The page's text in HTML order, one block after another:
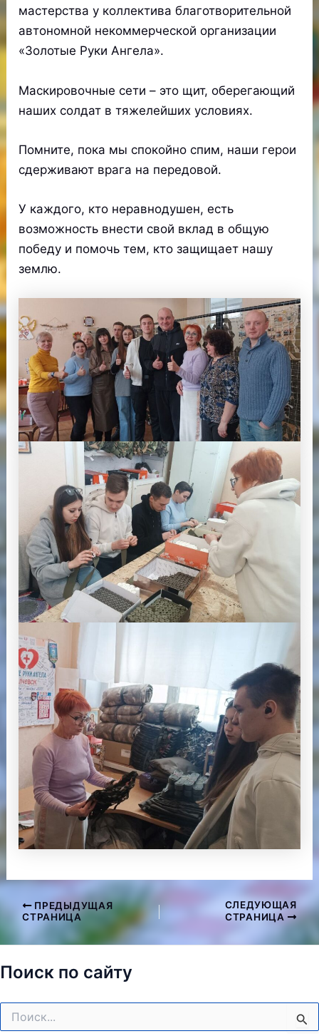
мастерства у коллектива благотворительной
автономной некоммерческой организации
«Золотые Руки Ангела».
Маскировочные сети – это щит, оберегающий
наших солдат в тяжелейших условиях.
Помните, пока мы спокойно спим, наши герои
сдерживают врага на передовой.
У каждого, кто неравнодушен, есть
возможность внести свой вклад в общую
победу и помочь тем, кто защищает нашу
землю.
Навигация
записям
ПРЕДЫДУЩАЯ
СТРАНИЦА
СЛЕДУЮЩАЯ
СТРАНИЦА
Поиск по сайту